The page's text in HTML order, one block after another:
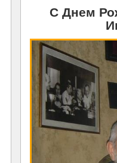
С Днем